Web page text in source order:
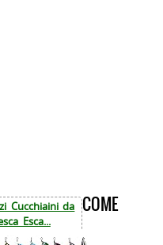
Cucchiaini da
Esca...
COME